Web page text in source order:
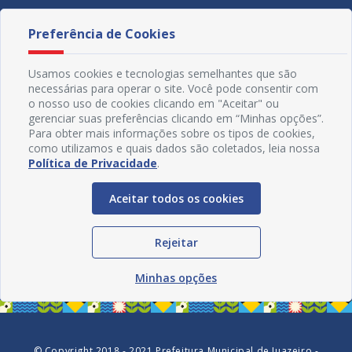
Preferência de Cookies
Usamos cookies e tecnologias semelhantes que são
necessárias para operar o site. Você pode consentir com
o nosso uso de cookies clicando em "Aceitar" ou
gerenciar suas preferências clicando em “Minhas opções”.
Para obter mais informações sobre os tipos de cookies,
como utilizamos e quais dados são coletados, leia nossa
Política de Privacidade.
Aceitar todos os cookies
Rejeitar
Minhas opções